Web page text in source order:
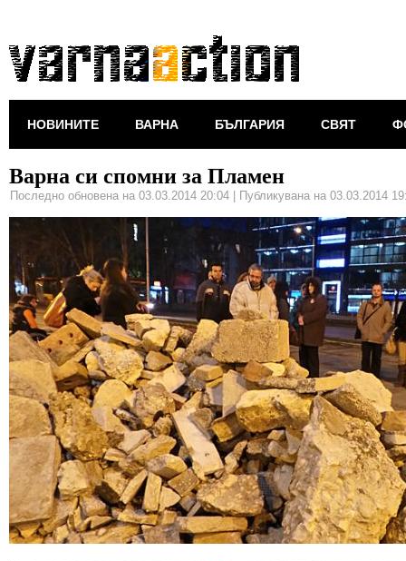
НОВИНИТЕ ВАРНА БЪЛГАРИЯ СВЯТ
Варна си спомни за Пламен
Последно обновена на 03.03.2014 20:04 Публикувана на 03.03.2014